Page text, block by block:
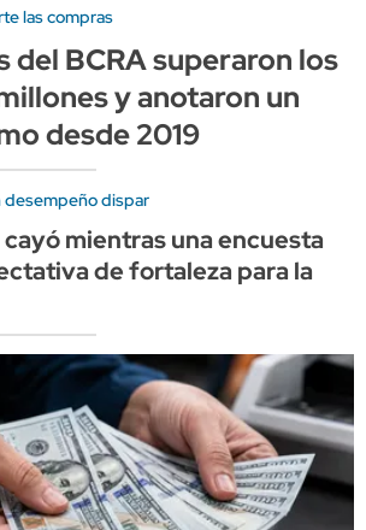
las compras
del BCRA superaron los
y anotaron un
desde 2019
desempeño dispar
mientras una encuesta
de fortaleza para la